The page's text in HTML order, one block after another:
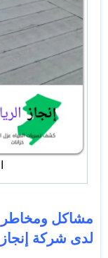
مشاكل ومخاطر
لدى شركة